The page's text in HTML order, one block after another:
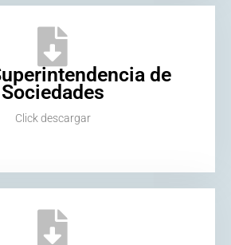
de
Sociedades
Click descargar